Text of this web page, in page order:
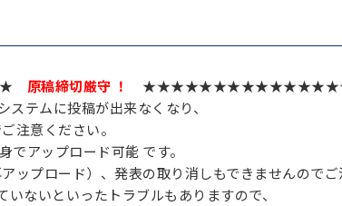
原稿締切厳守 ！
ステムに投稿が出来なくなり、
注意ください。
でアップロード可能 です。
ップロード）、発表の取り消しもできませんのでご
ないといったトラブルもありますので、